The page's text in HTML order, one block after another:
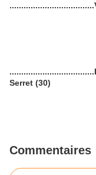
Serret (30)
Commentaires